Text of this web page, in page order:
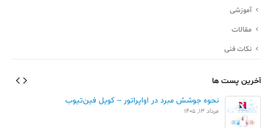
آموزشی
مقالات
نکات فنی
آخرین پست ها
نحوه جوشش مبرد در اواپراتور – کویل فین‌تیوب
مرداد 13, 1405